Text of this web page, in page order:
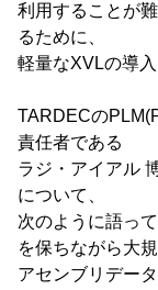
利用することが
るために、
軽量なXVLの導入
TARDECの
責任者である
ラジ・アイアル
について、
次のように語っ
を保ちながら大
アセンブリデー